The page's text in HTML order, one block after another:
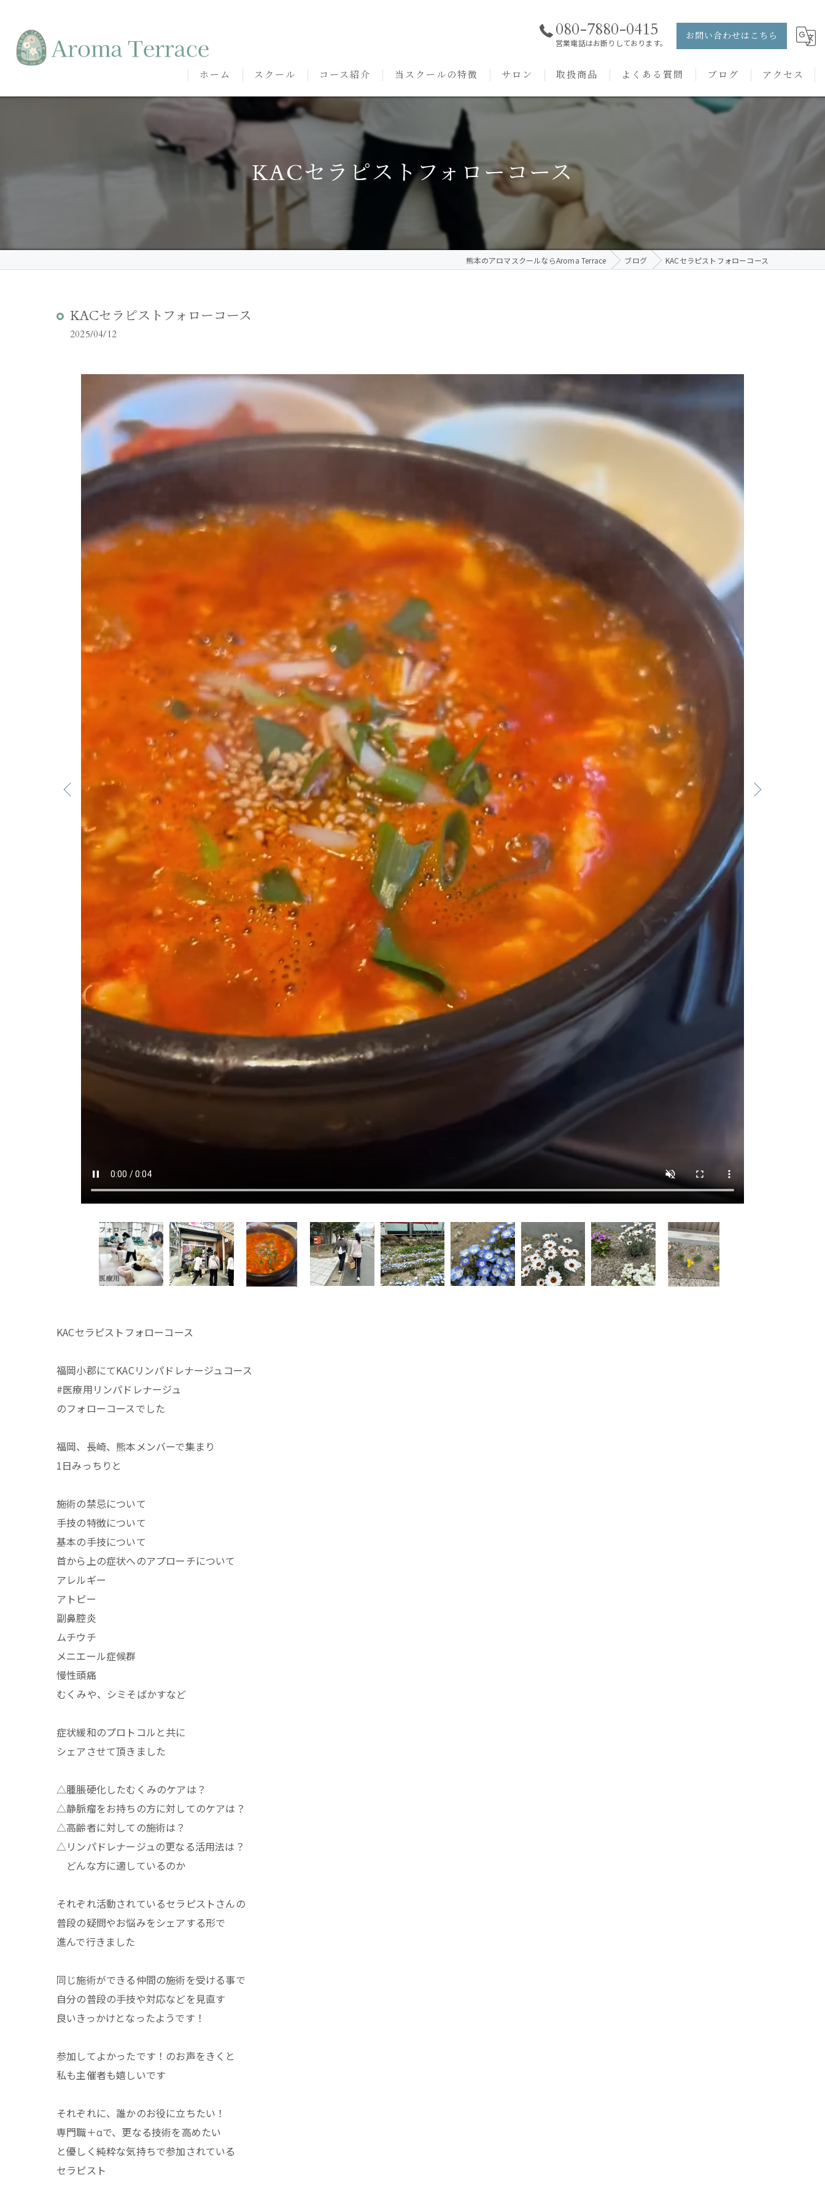
080-7880-0415
営業電話はお断りしております。
お問い合わせはこちら
ホーム スクール
熊本本校の特徴
代表挨拶
講師紹介
コース紹介
NARD JAPAN
アロマ・アドバイザーコース
アロマ・インストラクターコース
アロマ・セラピストコース
KACセラピスト
クリニークアロマ リンパドレナージュコース
当スクールの特徴
独立開業支援
セルフメディケーション
ハンドマッサージ
サロン
サロンメニュー
術後・病後ケアメニュー
施術事例
取扱商品
バッチフラワーレメディ
よくある質問 ブログ アクセス
KACセラピストフォローコース
熊本のアロマスクールならAroma Terrace ブログ KACセラピストフォローコース
KACセラピストフォローコース
2025/04/12
KACセラピストフォローコース
福岡小郡にてKACリンパドレナージュコース
#医療用リンパドレナージュ
のフォローコースでした
福岡、長崎、熊本メンバーで集まり
1日みっちりと
施術の禁忌について
手技の特徴について
基本の手技について
首から上の症状へのアプローチについて
アレルギー
アトピー
副鼻腔炎
ムチウチ
メニエール症候群
慢性頭痛
むくみや、シミそばかすなど
症状緩和のプロトコルと共に
シェアさせて頂きました
△腫脹硬化したむくみのケアは？
△静脈瘤をお持ちの方に対してのケアは？
△高齢者に対しての施術は？
△リンパドレナージュの更なる活用法は？
どんな方に適しているのか
それぞれ活動されているセラピストさんの
普段の疑問やお悩みをシェアする形で
進んで行きました
同じ施術ができる仲間の施術を受ける事で
自分の普段の手技や対応などを見直す
良いきっかけとなったようです！
参加してよかったです！のお声をきくと
私も主催者も嬉しいです
それぞれに、誰かのお役に立ちたい！
専門職＋αで、更なる技術を高めたい
と優しく純粋な気持ちで参加されている
セラピスト